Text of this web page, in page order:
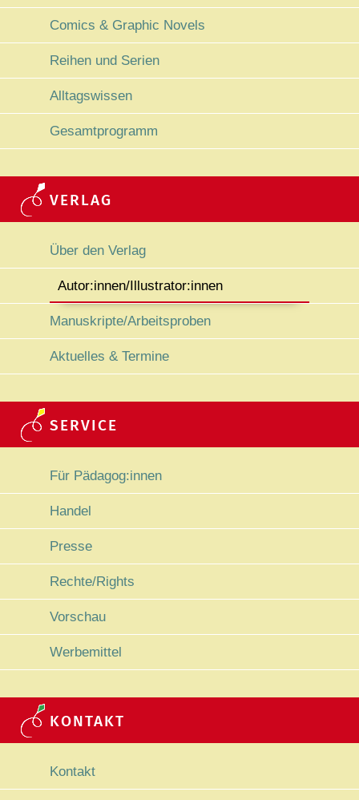
Comics & Graphic Novels
Reihen und Serien
Alltagswissen
Gesamtprogramm
VERLAG
Navigation überspringen
Über den Verlag
Autor:innen/Illustrator:innen
Manuskripte/Arbeitsproben
Aktuelles & Termine
SERVICE
Navigation überspringen
Für Pädagog:innen
Handel
Presse
Rechte/Rights
Vorschau
Werbemittel
KONTAKT
Navigation überspringen
Kontakt